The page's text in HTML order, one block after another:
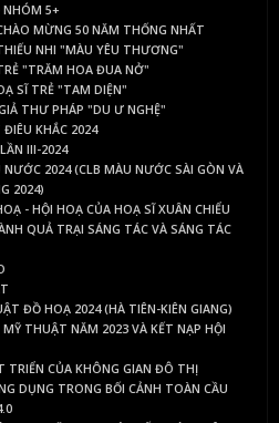
NHÓM 5+
MỪNG 50 NĂM THỐNG NHẤT
NHI "MÀU YÊU THƯƠNG"
"TRĂM HOA ĐUA NỞ"
SĨ TRẺ "TAM DIỆN"
THƯ PHÁP "DU Ư NGHỆ"
KHẮC 2024
III-2024
2024 (CLB MÀU NƯỚC SÀI GÒN VÀ
2024)
- HỘI HOẠ CỦA HOẠ SĨ XUÂN CHIỂU
QUẢ TRẠI SÁNG TÁC VÀ SÁNG TÁC
ĐỒ HOẠ 2024 (HÀ TIÊN-KIÊN GIANG)
THUẬT NĂM 2023 VÀ KẾT NẠP HỘI
TRIỂN CỦA KHÔNG GIAN ĐÔ THỊ
DỤNG TRONG BỐI CẢNH TOÀN CẦU